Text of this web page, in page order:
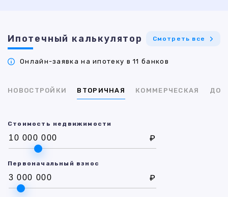
Ипотечный калькулятор Смотреть все
Онлайн-заявка на ипотеку в 11 банков
НОВОСТРОЙКИ ВТОРИЧНАЯ КОММЕРЧЕСКАЯ ДОМ
Стоимость недвижимости
₽
Первоначальный взнос
₽